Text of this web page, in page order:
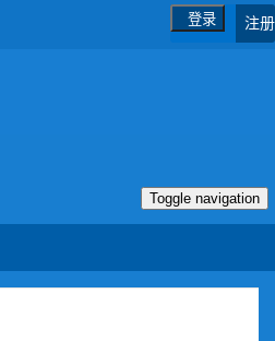
注册
登录
Toggle navigation